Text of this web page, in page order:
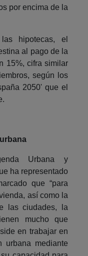
por encima de la
hipotecas, el
al pago de la
15%, cifra similar
según los
2050' que el
Urbana y
ha representado
que “para
así como la
las ciudades, la
mucho que
en trabajar en
urbana mediante